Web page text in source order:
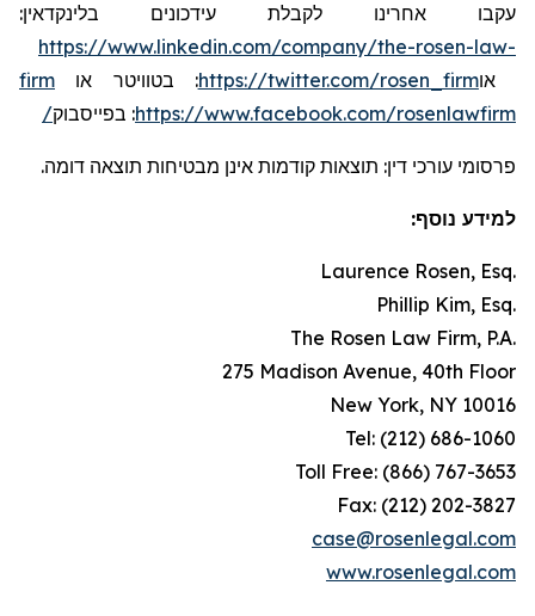
עקבו אחרינו לקבלת עידכונים בלינקדאין:
https://www.linkedin.com/company/the-rosen-law-
firm או בטוויטר :https://twitter.com/rosen_firmאו
בפייסבוק :https://www.facebook.com/rosenlawfirm/
פרסומי עורכי דין: תוצאות קודמות אינן מבטיחות תוצאה דומה.
למידע נוסף:
Laurence Rosen, Esq.
Phillip Kim, Esq.
The Rosen Law Firm, P.A.
275 Madison Avenue, 40th Floor
New York, NY 10016
Tel: (212) 686-1060
Toll Free: (866) 767-3653
Fax: (212) 202-3827
case@rosenlegal.com
www.rosenlegal.com